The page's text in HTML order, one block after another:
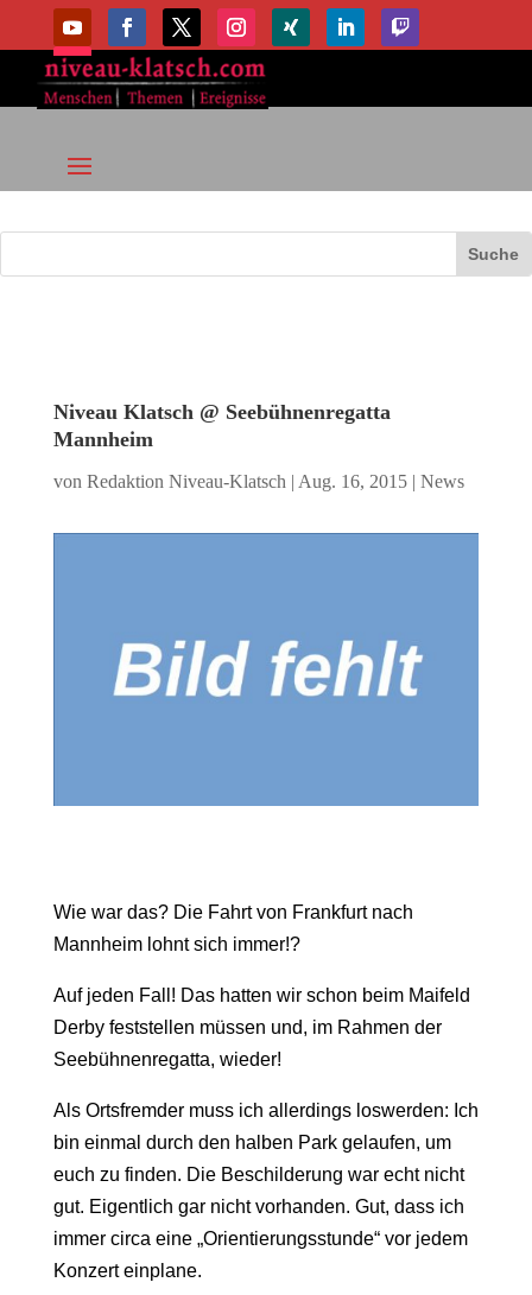
Niveau Klatsch @ Seebühnenregatta
Mannheim
von Redaktion Niveau-Klatsch | Aug. 16, 2015| News
Wie war das? Die Fahrt von Frankfurt nach
Mannheim lohnt sich immer!?
Auf jeden Fall! Das hatten wir schon beim Maifeld
Derby feststellen müssen und, im Rahmen der
Seebühnenregatta, wieder!
Als Ortsfremder muss ich allerdings loswerden: Ich
bin einmal durch den halben Park gelaufen, um
euch zu finden. Die Beschilderung war echt nicht
gut. Eigentlich gar nicht vorhanden. Gut, dass ich
immer circa eine „Orientierungsstunde“ vor jedem
Konzert einplane.